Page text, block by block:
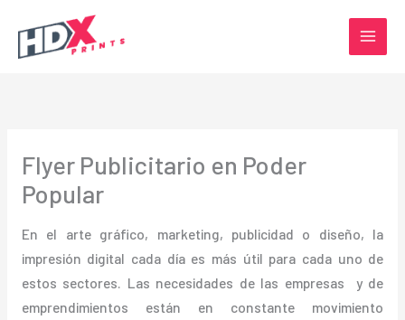
contenido
Flyer Publicitario en Poder
Popular
En el arte gráfico, marketing, publicidad o diseño, la
impresión digital cada día es más útil para cada uno de
estos sectores. Las necesidades de las empresas y de
emprendimientos están en constante movimiento